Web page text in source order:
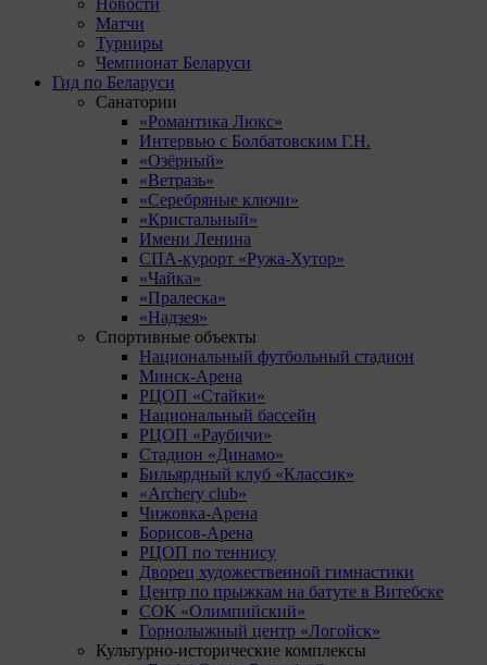
Новости
Матчи
Турниры
Чемпионат Беларуси
Гид по Беларуси
Санатории
«Романтика Люкс»
Интервью с Болбатовским Г.Н.
«Озёрный»
«Ветразь»
«Серебряные ключи»
«Кристальный»
Имени Ленина
СПА-курорт «Ружа-Хутор»
«Чайка»
«Пралеска»
«Надзея»
Спортивные объекты
Национальный футбольный стадион
Минск-Арена
РЦОП «Стайки»
Национальный бассейн
РЦОП «Раубичи»
Стадион «Динамо»
Бильярдный клуб «Классик»
«Archery club»
Чижовка-Арена
Борисов-Арена
РЦОП по теннису
Дворец художественной гимнастики
Центр по прыжкам на батуте в Витебске
СОК «Олимпийский»
Горнолыжный центр «Логойск»
Культурно-исторические комплексы